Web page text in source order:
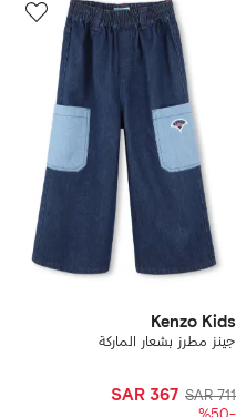
Kenzo Kids
جينز مطرز بشعار الماركة
SAR 711
SAR 367